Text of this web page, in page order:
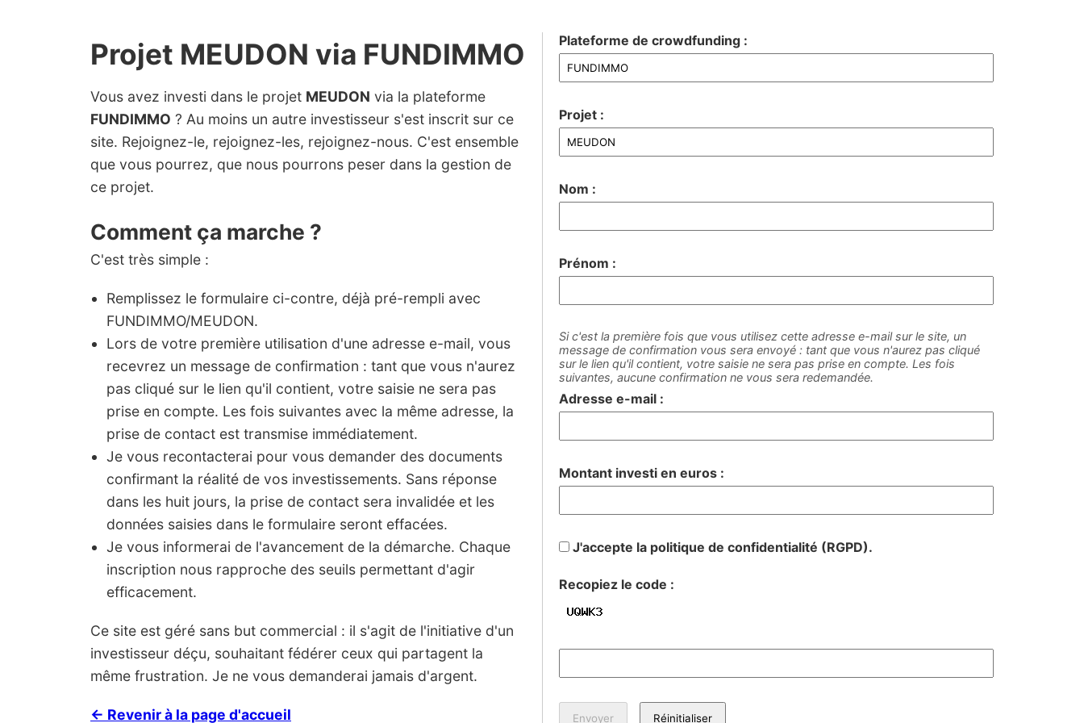
Projet MEUDON via FUNDIMMO
Vous avez investi dans le projet MEUDON via la plateforme
FUNDIMMO ? Au moins un autre investisseur s'est inscrit sur ce
site. Rejoignez-le, rejoignez-les, rejoignez-nous. C'est ensemble
que vous pourrez, que nous pourrons peser dans la gestion de
ce projet.
Comment ça marche ?
C'est très simple :
Remplissez le formulaire ci-contre, déjà pré-rempli avec
FUNDIMMO/MEUDON.
Lors de votre première utilisation d'une adresse e-mail, vous
recevrez un message de confirmation : tant que vous n'aurez
pas cliqué sur le lien qu'il contient, votre saisie ne sera pas
prise en compte. Les fois suivantes avec la même adresse, la
prise de contact est transmise immédiatement.
Je vous recontacterai pour vous demander des documents
confirmant la réalité de vos investissements. Sans réponse
dans les huit jours, la prise de contact sera invalidée et les
données saisies dans le formulaire seront effacées.
Je vous informerai de l'avancement de la démarche. Chaque
inscription nous rapproche des seuils permettant d'agir
efficacement.
Ce site est géré sans but commercial : il s'agit de l'initiative d'un
investisseur déçu, souhaitant fédérer ceux qui partagent la
même frustration. Je ne vous demanderai jamais d'argent.
← Revenir à la page d'accueil
Plateforme de crowdfunding :
Projet :
Nom :
Prénom :
Si c'est la première fois que vous utilisez cette adresse e-mail sur le site, un
message de confirmation vous sera envoyé : tant que vous n'aurez pas cliqué
sur le lien qu'il contient, votre saisie ne sera pas prise en compte. Les fois
suivantes, aucune confirmation ne vous sera redemandée.
Adresse e-mail :
Montant investi en euros :
J'accepte la politique de confidentialité (RGPD).
Recopiez le code :